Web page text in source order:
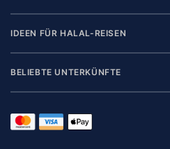
IDEEN FÜR HALAL-REISEN
BELIEBTE UNTERKÜNFTE